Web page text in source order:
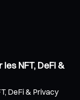
NFT, DeFi &
DeFi & Privacy